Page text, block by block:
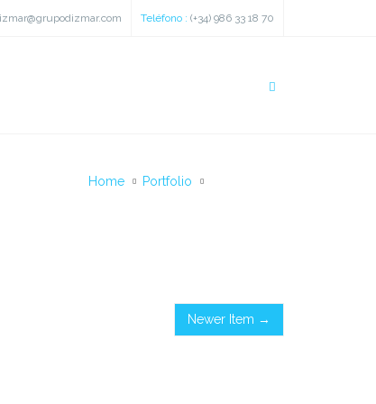
Teléfono : (+34) 986 33 18 70
Home Portfolio
Newer Item →